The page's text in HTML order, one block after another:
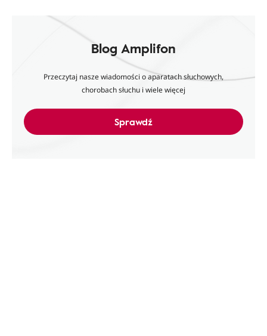
Blog Amplifon
Przeczytaj nasze wiadomości o aparatach słuchowych,
chorobach słuchu i wiele więcej
Sprawdź